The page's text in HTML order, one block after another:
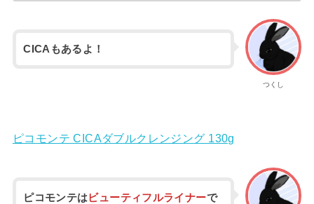
つくし
CICAもあるよ！
ピコモンテ CICAダブルクレンジング 130g
ピコモンテは ビューティフルライナーで